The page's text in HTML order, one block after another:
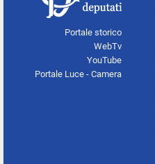
Portale storico
WebTv
YouTube
Portale Luce - Camera